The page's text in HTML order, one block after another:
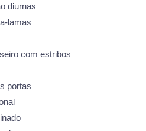
diurnas
lamas
com estribos
portas